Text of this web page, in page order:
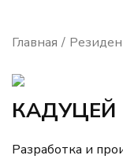
Главная
КАДУЦЕЙ
Разработка и